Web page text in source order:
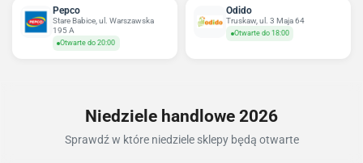
Pepco
Stare Babice, ul. Warszawska
195 A
Otwarte do 20:00
Odido
Truskaw, ul. 3 Maja 64
Otwarte do 18:00
Niedziele handlowe 2026
Sprawdź w które niedziele sklepy będą otwarte